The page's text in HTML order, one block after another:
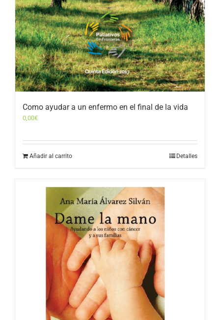
Como ayudar a un enfermo en el final de la vida
0,00€
Añadir al carrito Detalles